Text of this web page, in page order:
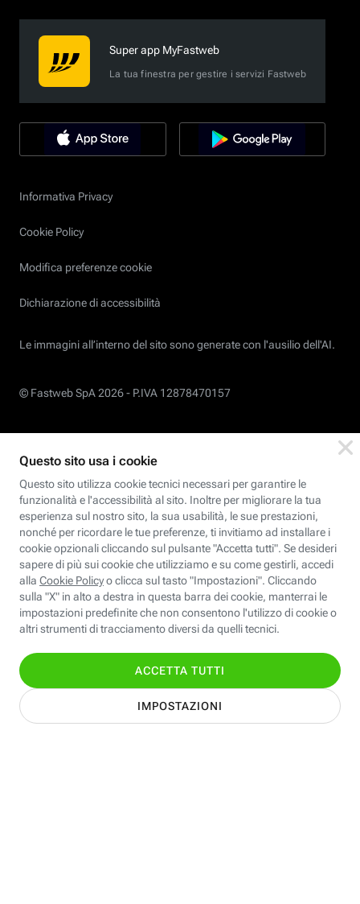
Super app MyFastweb
La tua finestra per gestire i servizi Fastweb
Informativa Privacy
Cookie Policy
Modifica preferenze cookie
Dichiarazione di accessibilità
Le immagini all’interno del sito sono generate con l'ausilio dell'AI.
© Fastweb SpA 2026 - P.IVA 12878470157